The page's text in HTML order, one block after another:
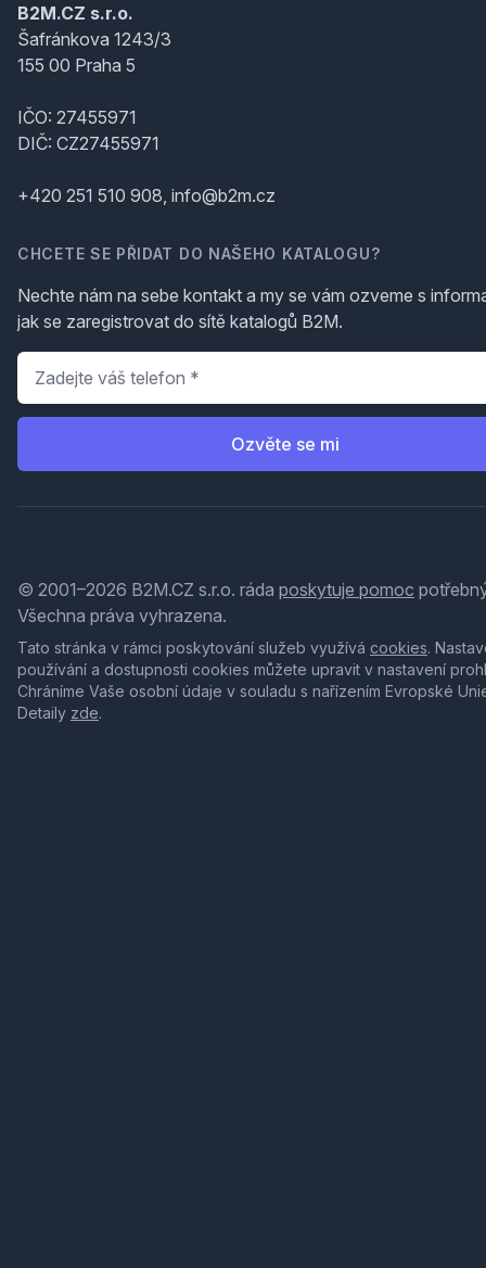
B2M.CZ s.r.o.
Šafránkova 1243/3
155 00 Praha 5
IČO: 27455971
DIČ: CZ27455971
+420 251 510 908, info@b2m.cz
CHCETE SE PŘIDAT DO NAŠEHO KATALOGU?
Nechte nám na sebe kontakt a my se vám ozveme s
jak se zaregistrovat do sítě katalogů B2M.
Telefon
Ozvěte se mi
© 2001–2026 B2M.CZ s.r.o. ráda poskytuje pomoc
Všechna práva vyhrazena.
Tato stránka v rámci poskytování služeb využívá cookies.
používání a dostupnosti cookies můžete upravit v nastavení
Chráníme Vaše osobní údaje v souladu s nařízením Evropské
Detaily zde.